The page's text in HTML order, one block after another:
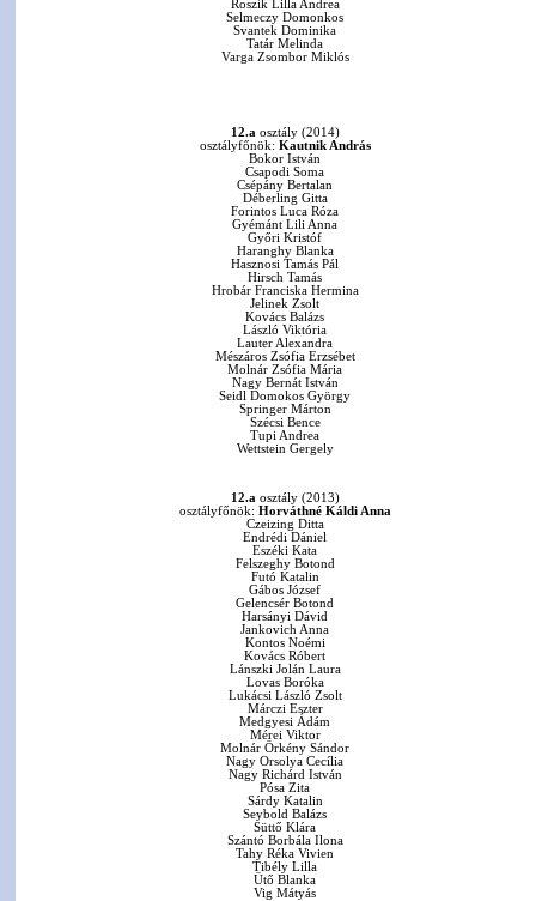
Roszík Lilla Andrea
Selmeczy Domonkos
Svantek Dominika
Tatár Melinda
Varga Zsombor Miklós
12.a osztály (2014)
osztályfőnök: Kautnik András
Bokor István
Csapodi Soma
Csépány Bertalan
Déberling Gitta
Forintos Luca Róza
Gyémánt Lili Anna
Győri Kristóf
Haranghy Blanka
Hasznosi Tamás Pál
Hirsch Tamás
Hrobár Franciska Hermina
Jelinek Zsolt
Kovács Balázs
László Viktória
Lauter Alexandra
Mészáros Zsófia Erzsébet
Molnár Zsófia Mária
Nagy Bernát István
Seidl Domokos György
Springer Márton
Szécsi Bence
Tupi Andrea
Wettstein Gergely
12.a osztály (2013)
osztályfőnök: Horváthné Káldi Anna
Czeizing Ditta
Endrédi Dániel
Eszéki Kata
Felszeghy Botond
Futó Katalin
Gábos József
Gelencsér Botond
Harsányi Dávid
Jankovich Anna
Kontos Noémi
Kovács Róbert
Lánszki Jolán Laura
Lovas Boróka
Lukácsi László Zsolt
Márczi Eszter
Medgyesi Ádám
Mérei Viktor
Molnár Örkény Sándor
Nagy Orsolya Cecília
Nagy Richárd István
Pósa Zita
Sárdy Katalin
Seybold Balázs
Süttő Klára
Szántó Borbála Ilona
Tahy Réka Vivien
Tibély Lilla
Ütő Blanka
Vig Mátyás